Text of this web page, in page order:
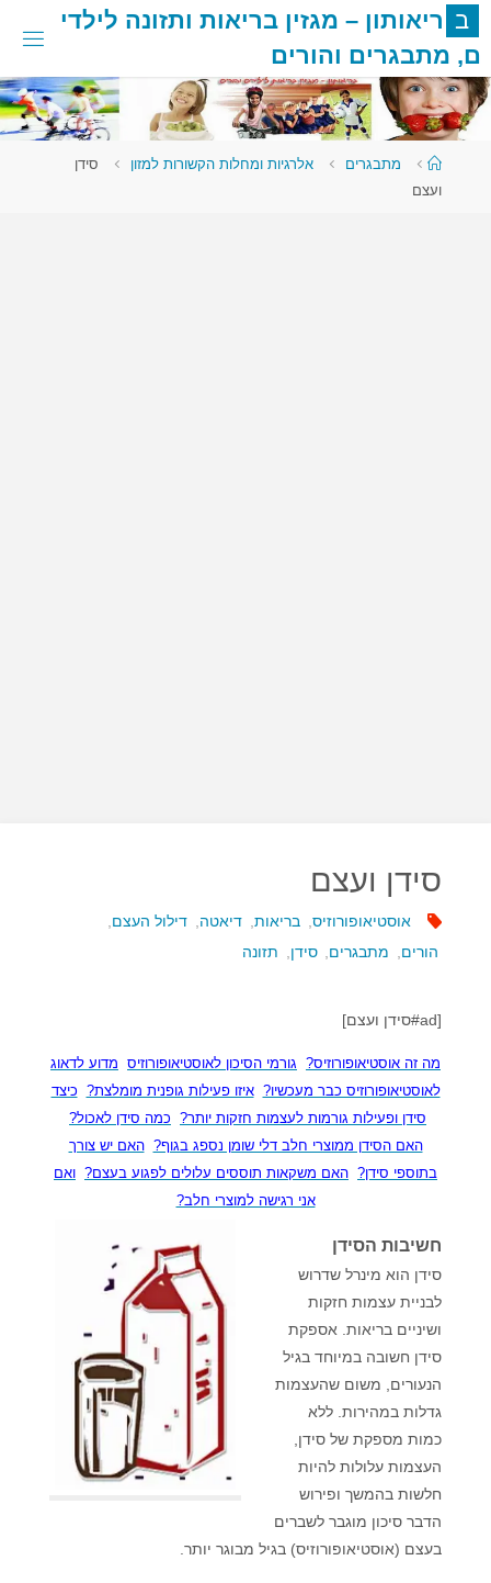
דלגו
לתוכן
ב ריאותון – מגזין בריאות ותזונה לילדי
ם, מתבגרים והורים
עמוד
ראשי
מתבגרים אלרגיות ומחלות הקשורות למזון
סידן
ועצם
סידן ועצם
אוסטיאופורוזיס בריאות דיאטה דילול העצם
הורים
מתבגרים סידן תזונה
[ad#סידן ועצם]
מה זה אוסטיאופורוזיס? גורמי הסיכון לאוסטיאופורוזיס מדוע לדאוג
לאוסטיאופורוזיס כבר מעכשיו? איזו פעילות גופנית מומלצת? כיצד
סידן ופעילות גורמות לעצמות חזקות יותר? כמה סידן לאכול?
האם הסידן ממוצרי חלב דלי שומן נספג בגוף? האם יש צורך
בתוספי סידן? האם משקאות תוססים עלולים לפגוע בעצם? ואם
אני רגישה למוצרי חלב?
חשיבות הסידן
סידן הוא מינרל שדרוש
לבניית עצמות חזקות
ושיניים בריאות. אספקת
סידן חשובה במיוחד בגיל
הנעורים, משום שהעצמות
גדלות במהירות. ללא
כמות מספקת של סידן,
העצמות עלולות להיות
חלשות בהמשך ופירוש
הדבר סיכון מוגבר לשברים
בעצם (אוסטיאופורוזיס) בגיל מבוגר יותר.